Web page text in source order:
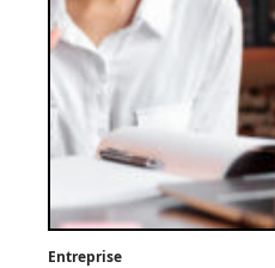
Entreprise